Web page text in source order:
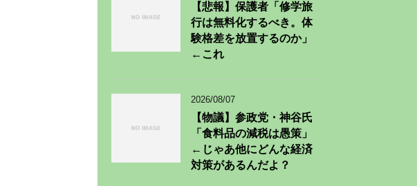
【悲報】保護者「修学旅
行は無料化するべき。体
験格差を放置するのか」
←これ
2026/08/07
【物議】参政党・神谷氏
「食料品の減税は愚策」
←じゃあ他にどんな経済
対策があるんだよ？